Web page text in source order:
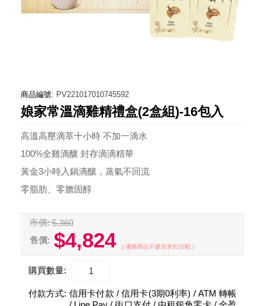
商品編號: PV221017010745592
娘家常溫滴雞精禮盒(2盒組)-16包入
高溫高壓滴萃十小時 不加一滴水
100%全雞滴釀 封存滴滴精華
黃金3小時入鍋滴釀，蒸氣不回流
零脂肪、零膽固醇
市價: 5,360
售價: $4,824 ( 優惠商品不參加折扣活動 )
購買數量:
付款方式: 信用卡付款 / 信用卡(3期0利率) / ATM 轉帳